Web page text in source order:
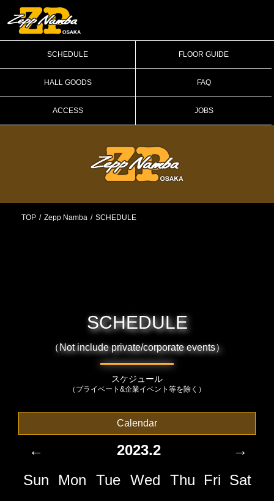
SCHEDULE FLOOR GUIDE
HALL GOODS FAQ
ACCESS JOBS
TOP Zepp Namba SCHEDULE
SCHEDULE
（Not include private/corporate events）
スケジュール
（プライベート&企業イベント等を除く）
Calendar
← 2023.2
→
Sun
Mon Tue Wed Thu Fri Sat